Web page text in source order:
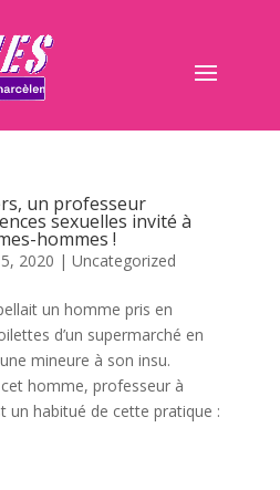
un professeur
sexuelles invité à
hommes !
2020 | Uncategorized
un homme pris en
d’un supermarché en
mineure à son insu.
homme, professeur à
un habitué de cette pratique :